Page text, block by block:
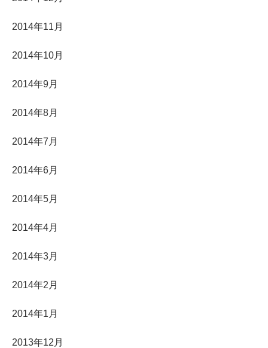
2014年11月
2014年10月
2014年9月
2014年8月
2014年7月
2014年6月
2014年5月
2014年4月
2014年3月
2014年2月
2014年1月
2013年12月